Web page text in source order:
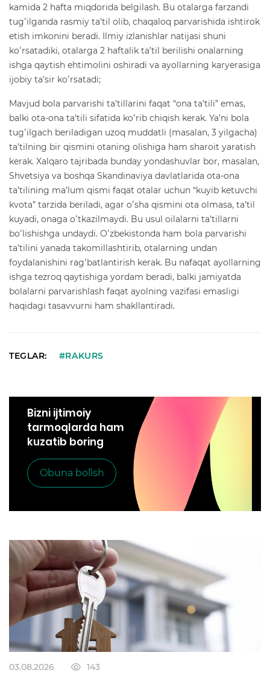
kamida 2 hafta miqdorida belgilash. Bu otalarga farzandi
tugʻilganda rasmiy ta’til olib, chaqaloq parvarishida ishtirok
etish imkonini beradi. Ilmiy izlanishlar natijasi shuni
koʻrsatadiki, otalarga 2 haftalik ta’til berilishi onalarning
ishga qaytish ehtimolini oshiradi va ayollarning karyerasiga
ijobiy ta’sir koʻrsatadi;
Mavjud bola parvarishi ta’tillarini faqat “ona ta’tili” emas,
balki ota-ona ta’tili sifatida koʻrib chiqish kerak. Ya’ni bola
tugʻilgach beriladigan uzoq muddatli (masalan, 3 yilgacha)
ta’tilning bir qismini otaning olishiga ham sharoit yaratish
kerak. Xalqaro tajribada bunday yondashuvlar bor, masalan,
Shvetsiya va boshqa Skandinaviya davlatlarida ota-ona
ta’tilining ma’lum qismi faqat otalar uchun “kuyib ketuvchi
kvota” tarzida beriladi, agar oʻsha qismini ota olmasa, ta’til
kuyadi, onaga oʻtkazilmaydi. Bu usul oilalarni ta’tillarni
boʻlishishga undaydi. Oʻzbekistonda ham bola parvarishi
ta’tilini yanada takomillashtirib, otalarning undan
foydalanishini ragʻbatlantirish kerak. Bu nafaqat ayollarning
ishga tezroq qaytishiga yordam beradi, balki jamiyatda
bolalarni parvarishlash faqat ayolning vazifasi emasligi
haqidagi tasavvurni ham shakllantiradi.
TEGLAR: #RAKURS
Bizni ijtimoiy
tarmoqlarda ham
kuzatib boring
Obuna bo`lish
03.08.2026 143